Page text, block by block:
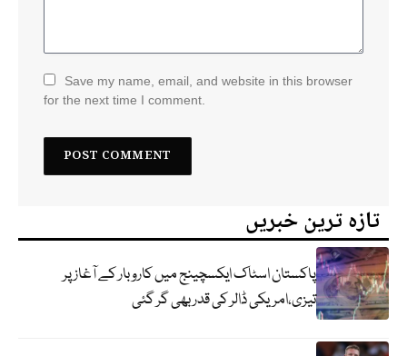
Save my name, email, and website in this browser
for the next time I comment.
تازہ ترین خبریں
پاکستان اسٹاک ایکسچینج میں کاروبار کے آغاز پر
تیزی،امریکی ڈالر کی قدر بھی گر گئی